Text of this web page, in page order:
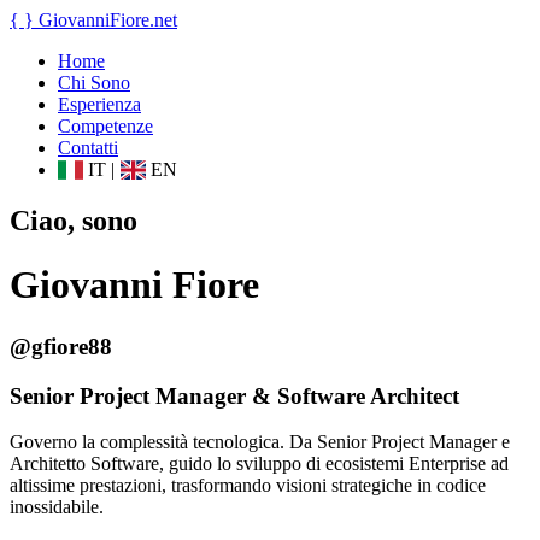
{ } GiovanniFiore.net
Home
Chi Sono
Esperienza
Competenze
Contatti
IT | EN
Ciao, sono
Giovanni Fiore
@gfiore88
Senior Project Manager & Software Architect
Governo la complessità tecnologica. Da Senior Project Manager e
Architetto Software, guido lo sviluppo di ecosistemi Enterprise ad
altissime prestazioni, trasformando visioni strategiche in codice
inossidabile.